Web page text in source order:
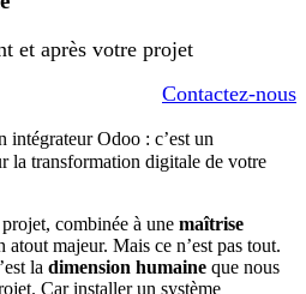
et après votre projet
Contactez-nous
intégrateur Odoo : c’est un
la transformation digitale de votre
combinée à une maîtrise
atout majeur. Mais ce n’est pas tout.
la dimension humaine que nous
Car installer un système